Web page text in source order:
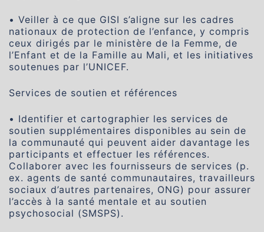
• Veiller à ce que GISI s’aligne sur les cadres
nationaux de protection de l’enfance, y compris
ceux dirigés par le ministère de la Femme, de
l’Enfant et de la Famille au Mali, et les initiatives
soutenues par l’UNICEF.
Services de soutien et références
• Identifier et cartographier les services de
soutien supplémentaires disponibles au sein de
la communauté qui peuvent aider davantage les
participants et effectuer les références.
Collaborer avec les fournisseurs de services (p.
ex. agents de santé communautaires, travailleurs
sociaux d’autres partenaires, ONG) pour assurer
l’accès à la santé mentale et au soutien
psychosocial (SMSPS).